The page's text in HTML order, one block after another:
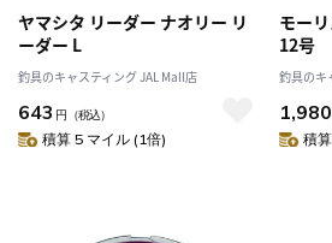
ヤマシタ リーダー ナオリー リ
ーダー L
釣具のキャスティング JAL Mall店
643 円 （税込）
積算 5 マイル (1倍)
モー
12号
釣具のキ
1,980
積